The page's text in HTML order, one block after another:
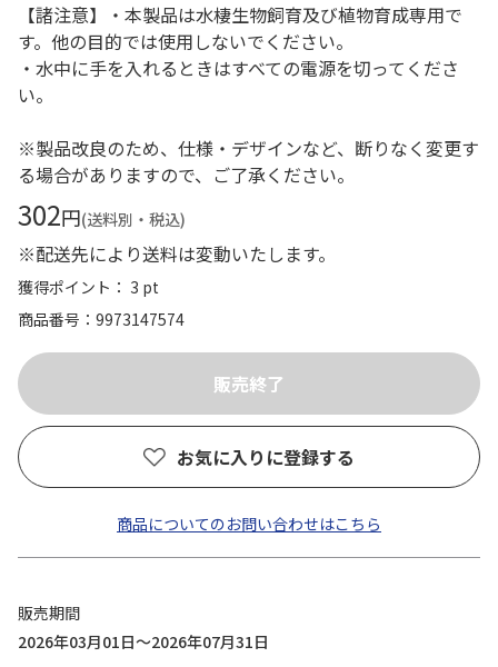
【諸注意】・本製品は水棲生物飼育及び植物育成専用で
す。他の目的では使用しないでください。
・水中に手を入れるときはすべての電源を切ってくださ
い。
※製品改良のため、仕様・デザインなど、断りなく変更す
る場合がありますので、ご了承ください。
302円(送料別・税込)
※配送先により送料は変動いたします。
獲得ポイント： 3 pt
商品番号
9973147574
お気に入りに登録する
商品についてのお問い合わせはこちら
販売期間
2026年03月01日～2026年07月31日